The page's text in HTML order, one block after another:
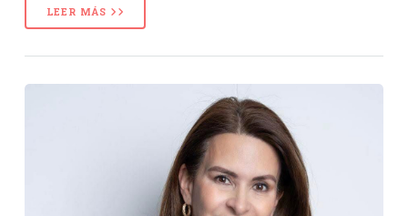
LEER MÁS